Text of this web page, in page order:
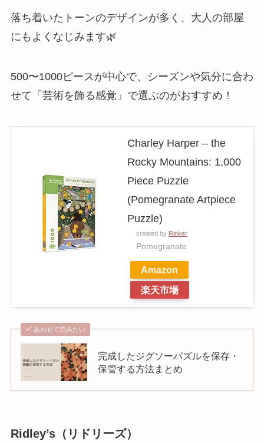
落ち着いたトーンのデザインが多く、大人の部屋
にもよくなじみます🌿
500〜1000ピースが中心で、シーズンや気分に合わ
せて「芸術を飾る感覚」で選ぶのがおすすめ！
Charley Harper – the
Rocky Mountains: 1,000
Piece Puzzle
(Pomegranate Artpiece
Puzzle)
created by Rinker
Pomegranate
Amazon
楽天市場
あわせて読みたい
完成したジグソーパズルを保存・
保管する方法まとめ
Ridley’s（リドリーズ）